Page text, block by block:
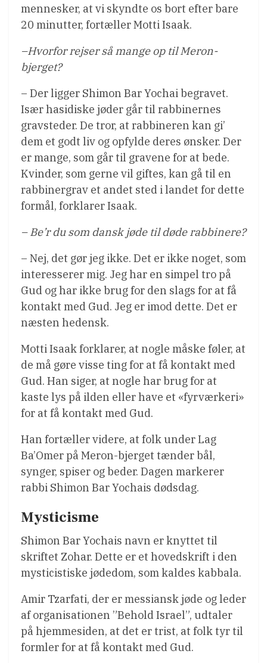
mennesker, at vi skyndte os bort efter bare
20 minutter, fortæller Motti Isaak.
–Hvorfor rejser så mange op til Meron-
bjerget?
– Der ligger Shimon Bar Yochai begravet.
Især hasidiske jøder går til rabbinernes
gravsteder. De tror, at rabbineren kan gi’
dem et godt liv og opfylde deres ønsker. Der
er mange, som går til gravene for at bede.
Kvinder, som gerne vil giftes, kan gå til en
rabbinergrav et andet sted i landet for dette
formål, forklarer Isaak.
– Be’r du som dansk jøde til døde rabbinere?
– Nej, det gør jeg ikke. Det er ikke noget, som
interesserer mig. Jeg har en simpel tro på
Gud og har ikke brug for den slags for at få
kontakt med Gud. Jeg er imod dette. Det er
næsten hedensk.
Motti Isaak forklarer, at nogle måske føler, at
de må gøre visse ting for at få kontakt med
Gud. Han siger, at nogle har brug for at
kaste lys på ilden eller have et «fyrværkeri»
for at få kontakt med Gud.
Han fortæller videre, at folk under Lag
Ba’Omer på Meron-bjerget tænder bål,
synger, spiser og beder. Dagen markerer
rabbi Shimon Bar Yochais dødsdag.
Mysticisme
Shimon Bar Yochais navn er knyttet til
skriftet Zohar. Dette er et hovedskrift i den
mysticistiske jødedom, som kaldes kabbala.
Amir Tzarfati, der er messiansk jøde og leder
af organisationen ”Behold Israel”, udtaler
på hjemmesiden, at det er trist, at folk tyr til
formler for at få kontakt med Gud.